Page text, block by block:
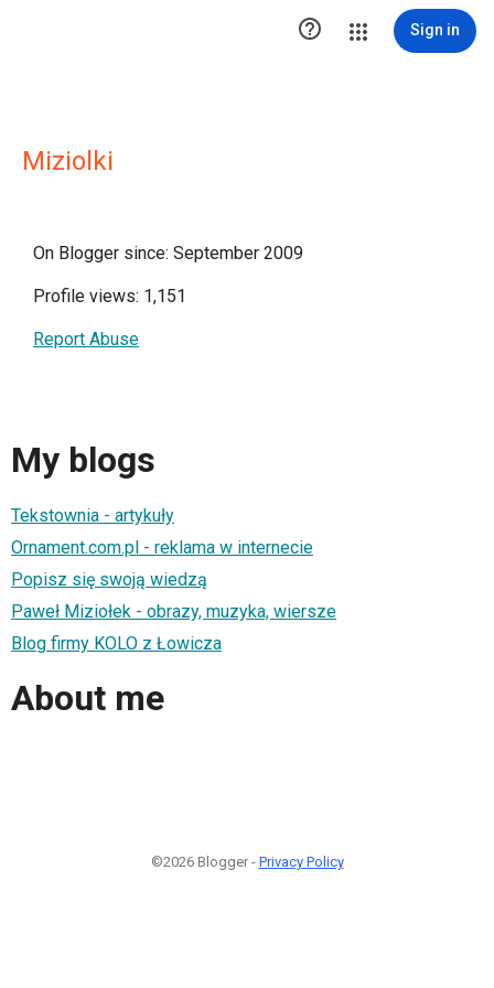
 Sign in
Miziolki
On Blogger since: September 2009
Profile views: 1,151
Report Abuse
My blogs
Tekstownia - artykuły
Ornament.com.pl - reklama w internecie
Popisz się swoją wiedzą
Paweł Miziołek - obrazy, muzyka, wiersze
Blog firmy KOLO z Łowicza
About me
©2026 Blogger - Privacy Policy